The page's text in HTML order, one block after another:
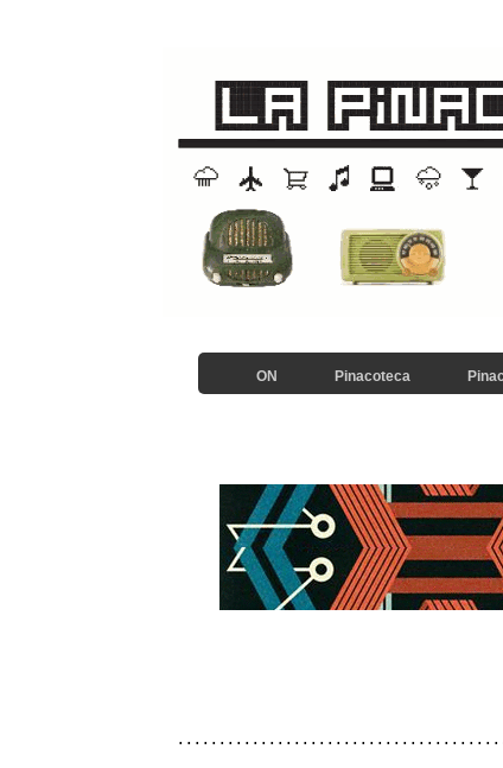
ON Pinacoteca